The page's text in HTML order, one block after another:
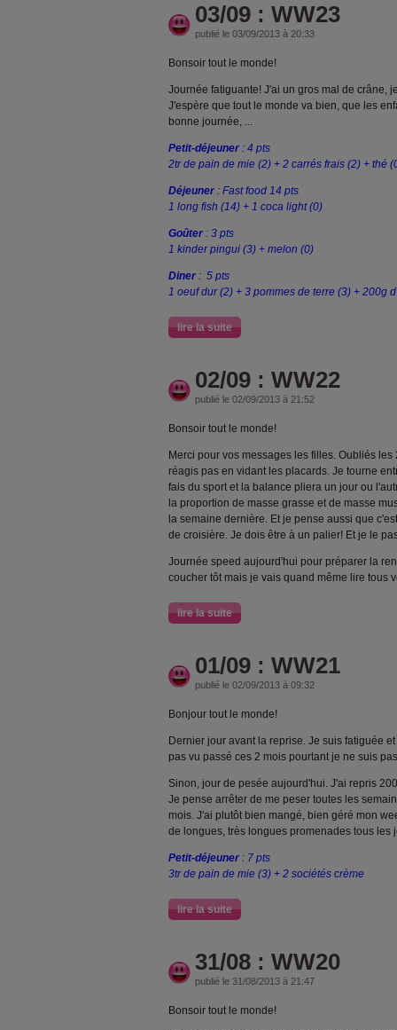
03/09 : WW23
publié le 03/09/2013 à 20:33
Bonsoir tout le monde!
Journée fatiguante! J'ai un gros mal de crâne,
J'espère que tout le monde va bien, que les
bonne journée, ...
Petit-déjeuner : 4 pts
2tr de pain de mie (2) + 2 carrés frais (2) + thé
Déjeuner : Fast food 14 pts
1 long fish (14) + 1 coca light (0)
Goûter : 3 pts
1 kinder pingui (3) + melon (0)
Diner : 5 pts
1 oeuf dur (2) + 3 pommes de terre (3) + 200g
lire la suite
02/09 : WW22
publié le 02/09/2013 à 21:52
Bonsoir tout le monde!
Merci pour vos messages les filles. Oubliés
réagis pas en vidant les placards. Je tourne
fais du sport et la balance pliera un jour ou
la proportion de masse grasse et de masse
la semaine dernière. Et je pense aussi que
de croisière. Je dois être à un palier! Et je le
Journée speed aujourd'hui pour préparer la
coucher tôt mais je vais quand même lire tous
lire la suite
01/09 : WW21
publié le 02/09/2013 à 09:32
Bonjour tout le monde!
Dernier jour avant la reprise. Je suis fatiguée
pas vu passé ces 2 mois pourtant je ne suis
Sinon, jour de pesée aujourd'hui. J'ai repris
Je pense arrêter de me peser toutes les
mois. J'ai plutôt bien mangé, bien géré mon
de longues, très longues promenades tous les
Petit-déjeuner : 7 pts
3tr de pain de mie (3) + 2 sociétés crème
lire la suite
31/08 : WW20
publié le 31/08/2013 à 21:47
Bonsoir tout le monde!